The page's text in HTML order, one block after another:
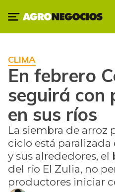
CLIMA
En febrero
seguirá con
en sus ríos
La siembra de arroz
ciclo está paralizada
y sus alrededores,
del río El Zulia, no
productores iniciar